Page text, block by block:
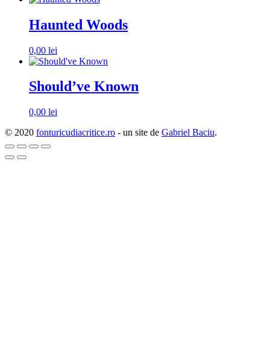
Haunted Woods
0,00 lei
Should’ve Known
0,00 lei
© 2020 fonturicudiacritice.ro - un site de Gabriel Baciu.